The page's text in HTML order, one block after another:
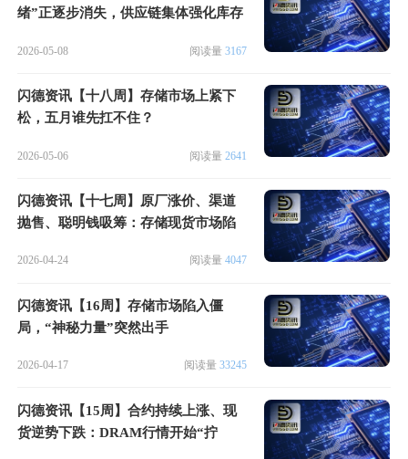
绪”正逐步消失，供应链集体强化库存
2026-05-08 阅读量 3167
闪德资讯【十八周】存储市场上紧下
松，五月谁先扛不住？
2026-05-06 阅读量 2641
闪德资讯【十七周】原厂涨价、渠道
抛售、聪明钱吸筹：存储现货市场陷
2026-04-24 阅读量 4047
闪德资讯【16周】存储市场陷入僵
局，“神秘力量”突然出手
2026-04-17 阅读量 33245
闪德资讯【15周】合约持续上涨、现
货逆势下跌：DRAM行情开始“拧